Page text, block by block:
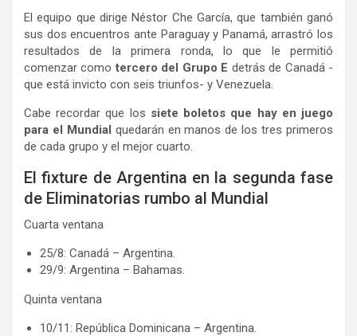
El equipo que dirige Néstor Che García, que también ganó
sus dos encuentros ante Paraguay y Panamá, arrastró los
resultados de la primera ronda, lo que le permitió
comenzar comotercero del Grupo E detrás de Canadá -
que está invicto con seis triunfos- y Venezuela.
Cabe recordar que los siete boletos que hay en juego
para el Mundial quedarán en manos de los tres primeros
de cada grupo y el mejor cuarto.
El fixture de Argentina en la segunda fase
de Eliminatorias rumbo al Mundial
Cuarta ventana
25/8: Canadá – Argentina.
29/9: Argentina – Bahamas.
Quinta ventana
10/11: República Dominicana – Argentina.